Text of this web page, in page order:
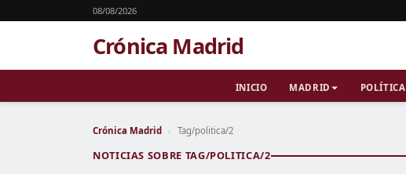
08/08/2026
Crónica Madrid
INICIO MADRID POLÍTICA
Crónica Madrid › Tag/politica/2
NOTICIAS SOBRE TAG/POLITICA/2